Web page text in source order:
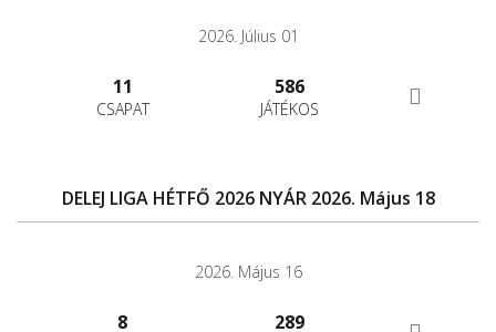
2026. Július 01
11
CSAPAT
586
JÁTÉKOS
DELEJ LIGA HÉTFŐ 2026 NYÁR 2026. Május 18
2026. Május 16
8 289